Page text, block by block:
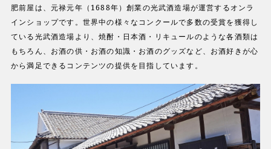
肥前屋は、元禄元年（1688年）創業の光武酒造場が運営するオンラ
インショップです。世界中の様々なコンクールで多数の受賞を獲得し
ている光武酒造場より、焼酎・日本酒・リキュールのような各酒類は
もちろん、お酒の供・お酒の知識・お酒のグッズなど、お酒好きが心
から満足できるコンテンツの提供を目指しています。